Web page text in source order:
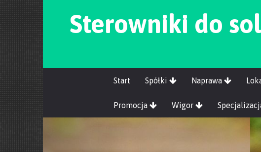
Sterowniki do
Start Spółki Naprawa
Promocja Wigor